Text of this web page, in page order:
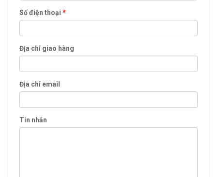
Số điện thoại *
Địa chỉ giao hàng
Địa chỉ email
Tin nhắn